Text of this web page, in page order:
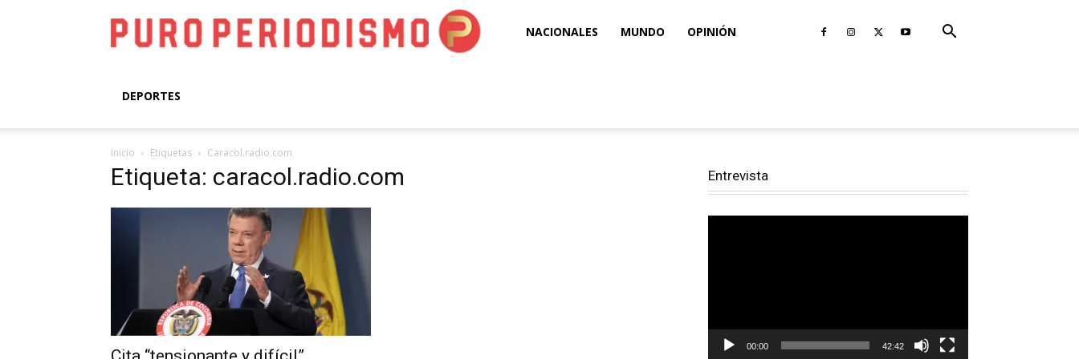
Puro NACIONALES MUNDO OPINIÓN
DEPORTES
Inicio Etiquetas Caracol.radio.com
Etiqueta: caracol.radio.com Entrevista
00:00 42:42